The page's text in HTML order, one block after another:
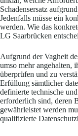
Schadensersatz
Jedenfalls müsse ein
werden. Wie das
LG Saarbrücken
Aufgrund der Vagheit
umso mehr angehalten,
überprüfen und zu
Erfüllung sämtlicher
definierte technische
erforderlich sind, deren
gewährleistet werden
qualifizierte